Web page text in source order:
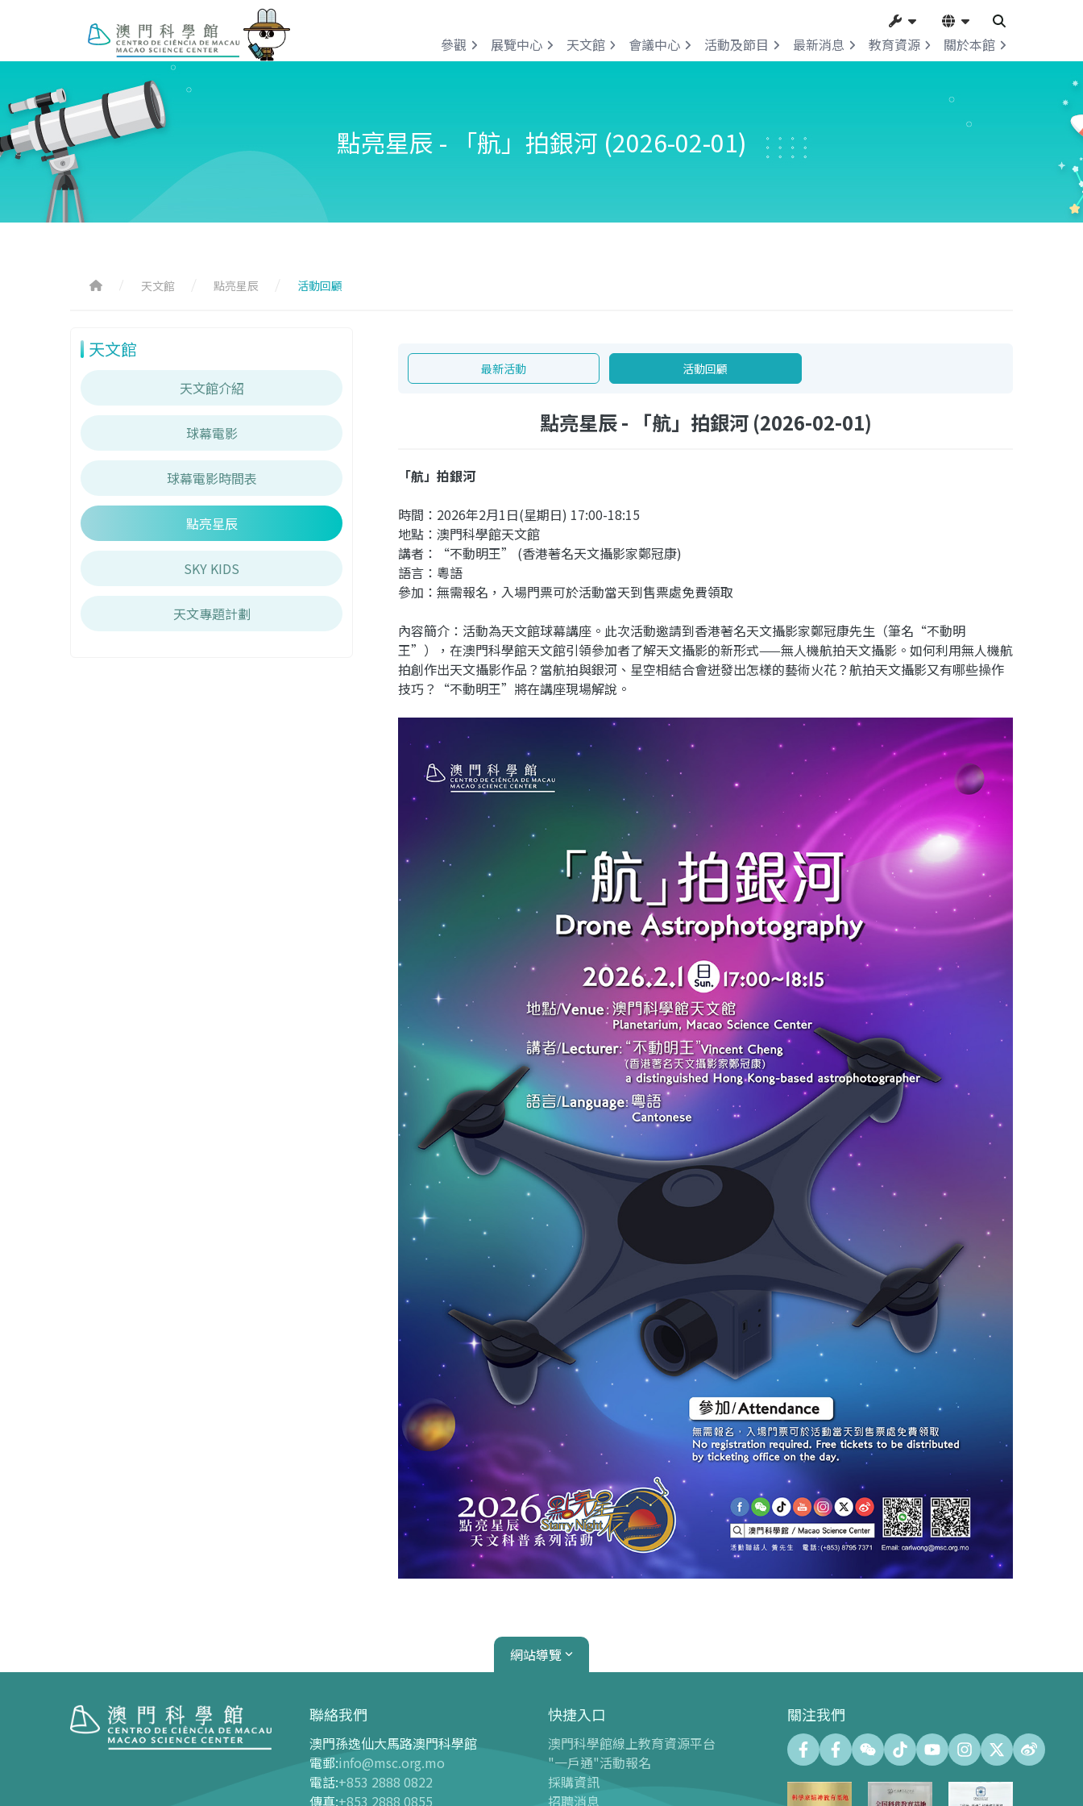
參觀 展覽中心 天文館 會議中心 活動及節目 最新消息 教育資源 關於本館
點亮星辰 - 「航」拍銀河 (2026-02-01)
天文館 點亮星辰 活動回顧
天文館
天文館介紹
球幕電影
球幕電影時間表
點亮星辰
SKY KIDS
天文專題計劃
最新活動 活動回顧
點亮星辰 - 「航」拍銀河 (2026-02-01)
「航」拍銀河
時間：2026年2月1日(星期日) 17:00-18:15
地點：澳門科學館天文館
講者：“不動明王” (香港著名天文攝影家鄭冠康)
語言：粵語
參加：無需報名，入場門票可於活動當天到售票處免費領取
內容簡介：活動為天文館球幕講座。此次活動邀請到香港著名天文攝影家鄭冠康先生（筆名“不動明
王”），在澳門科學館天文館引領參加者了解天文攝影的新形式——無人機航拍天文攝影。如何利用無人機航
拍創作出天文攝影作品？當航拍與銀河、星空相結合會迸發出怎樣的藝術火花？航拍天文攝影又有哪些操作
技巧？“不動明王”將在講座現場解說。
網站導覽
展覽中心
展覽中心介紹
天文館
天文館介紹
會議中心
會議廳 (最大容納500人)
聯絡我們
澳門孫逸仙大馬路澳門科學館
電郵:info@msc.org.mo
電話:+853 2888 0822
傳真:+853 2888 0855
快捷入口
澳門科學館線上教育資源平台
"一戶通"活動報名
採購資訊
招聘消息
關注我們